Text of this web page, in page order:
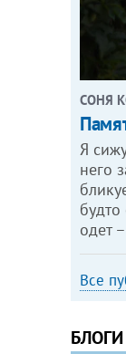
СОНЯ
Я
него
одет
Все
БЛОГИ